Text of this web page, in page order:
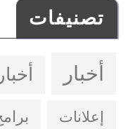
تصنيفات
أخبار
إعلانات